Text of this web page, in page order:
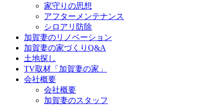
家守りの思想
アフターメンテナンス
シロアリ防除
加賀妻のリノベーション
加賀妻の家づくりQ&A
土地探し
TV取材「加賀妻の家」
会社概要
会社概要
加賀妻のスタッフ